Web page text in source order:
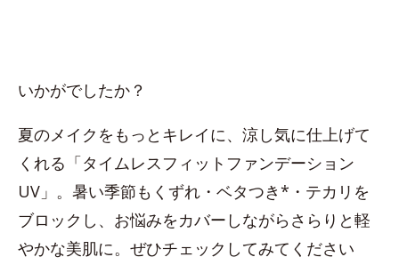
いかがでしたか？
夏のメイクをもっとキレイに、涼し気に仕上げて
くれる「タイムレスフィットファンデーション
UV」。暑い季節もくずれ・ベタつき*・テカリを
ブロックし、お悩みをカバーしながらさらりと軽
やかな美肌に。ぜひチェックしてみてください